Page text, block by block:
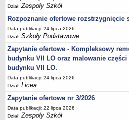
Sprawozdania
Deklaracja dostępności
DEKLARACJA DOSTĘPNOŚCI
OŚWIADCZENIA MAJĄTKOWE
PONOWNE WYKORZYSTYWANIE
UDOSTĘPNIANIE INFORMACJI PUBLICZNEJ
Dział:Zespoły Szkół
Rozpoznanie ofertowe rozstrzygnięcie
Data publikacji: 24 lipca 2026
Dział:Szkoły Podstawowe
Zapytanie ofertowe - Kompleksowy
budynku VII LO oraz malowanie
budynku VII LO.
Data publikacji: 24 lipca 2026
Dział:Licea
Zapytanie ofertowe nr 3/2026
Data publikacji: 22 lipca 2026
Dział:Zespoły Szkół